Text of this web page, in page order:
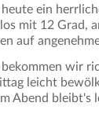
ein
mit 12 Grad,
auf
wir
leicht
Abend bleibt's